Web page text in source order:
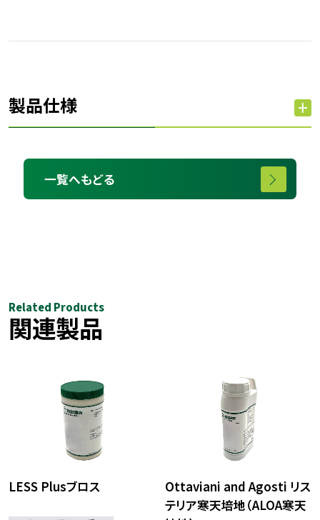
製品仕様
一覧へもどる
Related Products
関連製品
LESS Plusブロス
Ottaviani and Agosti リス
テリア寒天培地（ALOA寒天